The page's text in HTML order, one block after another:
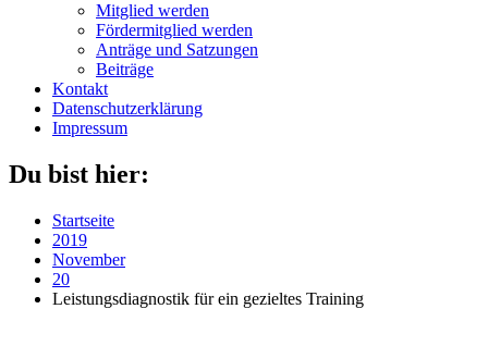
Mitglied werden
Fördermitglied werden
Anträge und Satzungen
Beiträge
Kontakt
Datenschutzerklärung
Impressum
Du bist hier:
Startseite
2019
November
20
Leistungsdiagnostik für ein gezieltes Training